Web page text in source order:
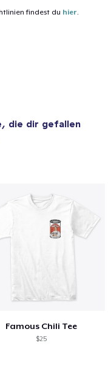
findest du hier.
, die dir gefallen
Famous Chili Tee
$25